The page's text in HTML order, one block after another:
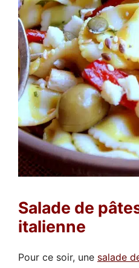
Salade de
italienne
Pour ce soir, une salade